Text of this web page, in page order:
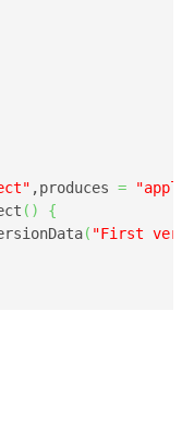
,produces =
( )
{
( "First